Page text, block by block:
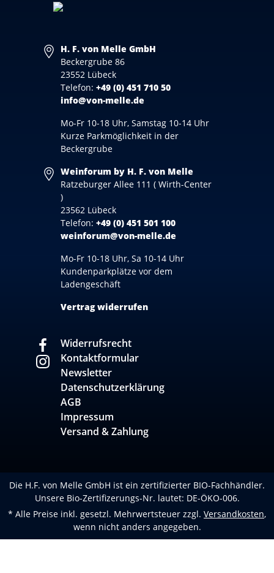
H. F. von Melle GmbH
Beckergrube 86
23552 Lübeck
Telefon: +49 (0) 451 710 50
info@von-melle.de
Mo-Fr 10-18 Uhr, Samstag 10-14 Uhr
Kurze Parkmöglichkeit in der
Beckergrube
Weinforum by H. F. von Melle
Ratzeburger Allee 111 ( Wirth-Center
)
23562 Lübeck
Telefon: +49 (0) 451 501 100
weinforum@von-melle.de
Mo-Fr 10-18 Uhr, Sa 10-14 Uhr
Kundenparkplätze vor dem
Ladengeschäft
Vertrag widerrufen
Widerrufsrecht
Kontaktformular
Newsletter
Datenschutzerklärung
AGB
Impressum
Versand & Zahlung
Die H.F. von Melle GmbH ist ein zertifizierter BIO-Fachhändler.
Unsere Bio-Zertifizerungs-Nr. lautet: DE-ÖKO-006.
* Alle Preise inkl. gesetzl. Mehrwertsteuer zzgl. Versandkosten,
wenn nicht anders angegeben.